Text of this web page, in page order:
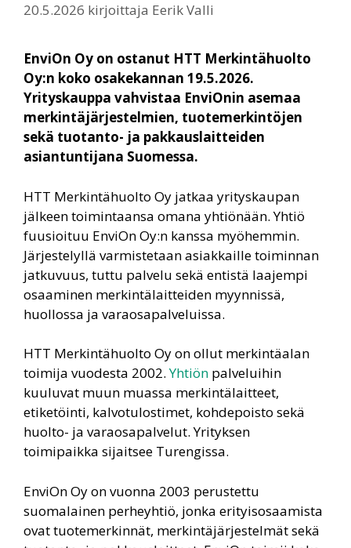
20.5.2026 kirjoittaja Eerik Valli
EnviOn Oy on ostanut HTT Merkintähuolto
Oy:n koko osakekannan 19.5.2026.
Yrityskauppa vahvistaa EnviOnin asemaa
merkintäjärjestelmien, tuotemerkintöjen
sekä tuotanto- ja pakkauslaitteiden
asiantuntijana Suomessa.
HTT Merkintähuolto Oy jatkaa yrityskaupan
jälkeen toimintaansa omana yhtiönään. Yhtiö
fuusioituu EnviOn Oy:n kanssa myöhemmin.
Järjestelyllä varmistetaan asiakkaille toiminnan
jatkuvuus, tuttu palvelu sekä entistä laajempi
osaaminen merkintälaitteiden myynnissä,
huollossa ja varaosapalveluissa.
HTT Merkintähuolto Oy on ollut merkintäalan
toimija vuodesta 2002.Yhtiön palveluihin
kuuluvat muun muassa merkintälaitteet,
etiketöinti, kalvotulostimet, kohdepoisto sekä
huolto- ja varaosapalvelut. Yrityksen
toimipaikka sijaitsee Turengissa.
EnviOn Oy on vuonna 2003 perustettu
suomalainen perheyhtiö, jonka erityisosaamista
ovat tuotemerkinnät, merkintäjärjestelmät sekä